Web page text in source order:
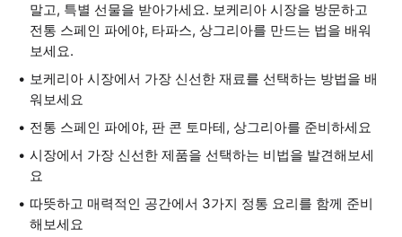
말고, 특별 선물을 받아가세요. 보케리아 시장을 방문하고
전통 스페인 파에야, 타파스, 상그리아를 만드는 법을 배워
보세요.
보케리아 시장에서 가장 신선한 재료를 선택하는 방법을 배
워보세요
전통 스페인 파에야, 판 콘 토마테, 상그리아를 준비하세요
시장에서 가장 신선한 제품을 선택하는 비법을 발견해보세
요
따뜻하고 매력적인 공간에서 3가지 정통 요리를 함께 준비
해보세요